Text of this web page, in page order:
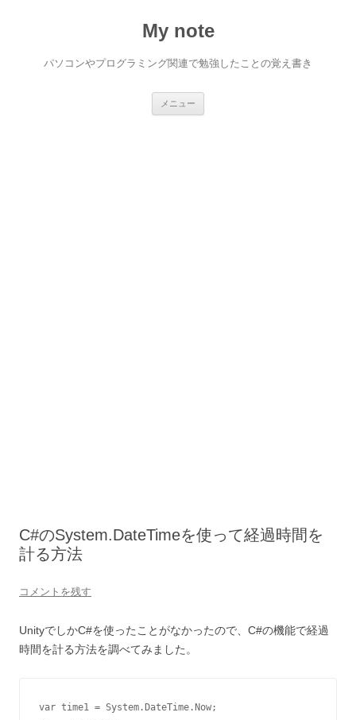
My note
パソコンやプログラミング関連で勉強したことの覚え書き
メニュー
C#のSystem.DateTimeを使って経過時間を
計る方法
コメントを残す
UnityでしかC#を使ったことがなかったので、C#の機能で経過
時間を計る方法を調べてみました。
var time1 = System.DateTime.Now;